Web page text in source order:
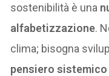
sostenibilità è una
alfabetizzazione.
clima; bisogna
pensiero sistemico